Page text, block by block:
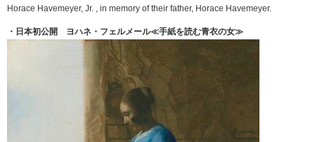
Horace Havemeyer, Jr. , in memory of their father, Horace Havemeyer.
・日本初公開 ヨハネ・フェルメール≪手紙を読む青衣の女≫